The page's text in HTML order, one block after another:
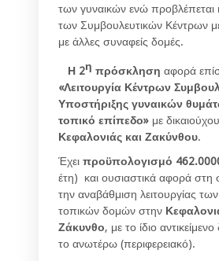
των γυναικών ενώ προβλέπεται
των Συμβουλευτικών Κέντρων
με άλλες συναφείς δομές.
Η 2η πρόσκληση αφορά
«Λειτουργία Κέντρων
Υποστήριξης γυναικών
τοπικό επίπεδο» με
Κεφαλονιάς και Ζακύνθου.
Έχει προϋπολογισμό
έτη) και ουσιαστικά αφορά στη
την αναβάθμιση λειτουργίας
τοπικών δομών στην
Ζάκυνθο, με το ίδιο
το ανωτέρω (περιφερειακό).